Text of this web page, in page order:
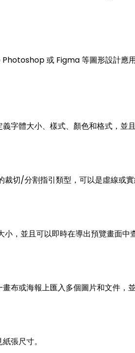
或 Figma 等圖形設計應
字體大小、樣式、顏色和格式，並
切/分割指引類型，可以是虛線或實
，並且可以即時在導出預覽畫面中
布或海報上匯入多個圖片和文件，
張尺寸。